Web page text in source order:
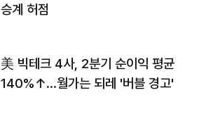
승계 허점
美 빅테크 4사, 2분기 순이익 평균
140%↑…월가는 되레 '버블 경고'